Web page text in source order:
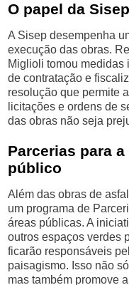
O papel da
A Sisep desempenha
execução das obras.
Miglioli tomou medidas
de contratação e
resolução que permite
licitações e ordens de
das obras não seja
Parcerias para
público
Além das obras de
um programa de
áreas públicas. A
outros espaços verdes
ficarão responsáveis
paisagismo. Isso não
mas também promove